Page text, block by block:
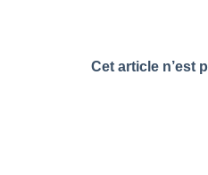
Cet article n’est